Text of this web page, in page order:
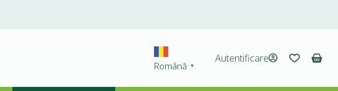
Română ▼
Autentificare